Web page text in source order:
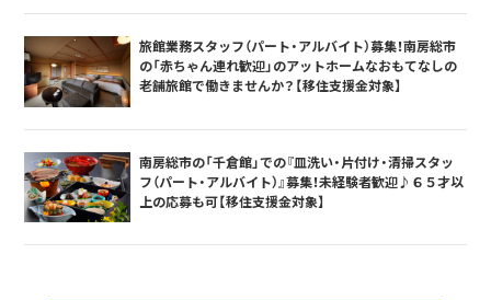
旅館業務スタッフ（パート・アルバイト）募集！南房総市
の「赤ちゃん連れ歓迎」のアットホームなおもてなしの
老舗旅館で働きませんか？【移住支援金対象】
南房総市の「千倉館」での『皿洗い・片付け・清掃スタッ
フ（パート・アルバイト）』募集！未経験者歓迎♪６５才以
上の応募も可【移住支援金対象】